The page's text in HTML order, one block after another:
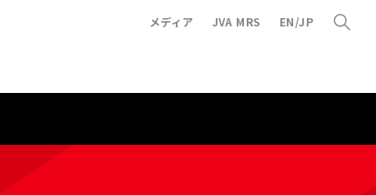
メディア JVA MRS EN/JP